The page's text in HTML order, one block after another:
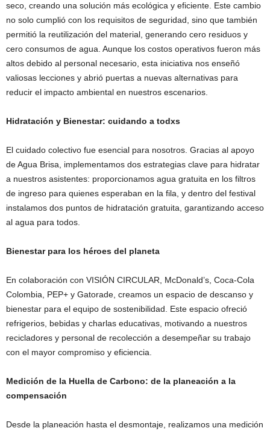
seco, creando una solución más ecológica y eficiente. Este cambio
no solo cumplió con los requisitos de seguridad, sino que también
permitió la reutilización del material, generando cero residuos y
cero consumos de agua. Aunque los costos operativos fueron más
altos debido al personal necesario, esta iniciativa nos enseñó
valiosas lecciones y abrió puertas a nuevas alternativas para
reducir el impacto ambiental en nuestros escenarios.
Hidratación y Bienestar: cuidando a todxs
El cuidado colectivo fue esencial para nosotros. Gracias al apoyo
de Agua Brisa, implementamos dos estrategias clave para hidratar
a nuestros asistentes: proporcionamos agua gratuita en los filtros
de ingreso para quienes esperaban en la fila, y dentro del festival
instalamos dos puntos de hidratación gratuita, garantizando acceso
al agua para todos.
Bienestar para los héroes del planeta
En colaboración con VISIÓN CIRCULAR, McDonald’s, Coca-Cola
Colombia, PEP+ y Gatorade, creamos un espacio de descanso y
bienestar para el equipo de sostenibilidad. Este espacio ofreció
refrigerios, bebidas y charlas educativas, motivando a nuestros
recicladores y personal de recolección a desempeñar su trabajo
con el mayor compromiso y eficiencia.
Medición de la Huella de Carbono: de la planeación a la
compensación
Desde la planeación hasta el desmontaje, realizamos una medición